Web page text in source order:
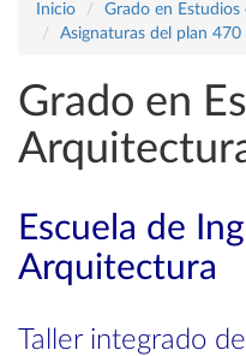
Inicio
Grado en
Asignaturas del plan 470
Grado en
Escuela de
Arquitectura
Taller integrado